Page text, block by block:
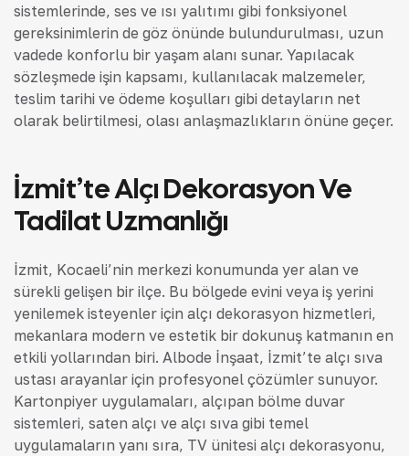
sistemlerinde, ses ve ısı yalıtımı gibi fonksiyonel
gereksinimlerin de göz önünde bulundurulması, uzun
vadede konforlu bir yaşam alanı sunar. Yapılacak
sözleşmede işin kapsamı, kullanılacak malzemeler,
teslim tarihi ve ödeme koşulları gibi detayların net
olarak belirtilmesi, olası anlaşmazlıkların önüne geçer.
İzmit’te Alçı Dekorasyon Ve
Tadilat Uzmanlığı
İzmit, Kocaeli’nin merkezi konumunda yer alan ve
sürekli gelişen bir ilçe. Bu bölgede evini veya iş yerini
yenilemek isteyenler için alçı dekorasyon hizmetleri,
mekanlara modern ve estetik bir dokunuş katmanın en
etkili yollarından biri. Albode İnşaat, İzmit’te alçı sıva
ustası arayanlar için profesyonel çözümler sunuyor.
Kartonpiyer uygulamaları, alçıpan bölme duvar
sistemleri, saten alçı ve alçı sıva gibi temel
uygulamaların yanı sıra, TV ünitesi alçı dekorasyonu,